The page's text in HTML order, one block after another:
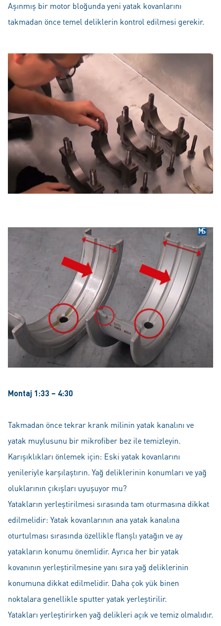
Aşınmış bir motor bloğunda yeni yatak kovanlarını
takmadan önce temel deliklerin kontrol edilmesi gerekir.
Montaj 1:33 – 4:30
Takmadan önce tekrar krank milinin yatak kanalını ve
yatak muylusunu bir mikrofiber bez ile temizleyin.
Karışıklıkları önlemek için: Eski yatak kovanlarını
yenileriyle karşılaştırın. Yağ deliklerinin konumları ve yağ
oluklarının çıkışları uyuşuyor mu?
Yatakların yerleştirilmesi sırasında tam oturmasına dikkat
edilmelidir: Yatak kovanlarının ana yatak kanalına
oturtulması sırasında özellikle flanşlı yatağın ve ay
yatakların konumu önemlidir. Ayrıca her bir yatak
kovanının yerleştirilmesine yanı sıra yağ deliklerinin
konumuna dikkat edilmelidir. Daha çok yük binen
noktalara genellikle sputter yatak yerleştirilir.
Yatakları yerleştirirken yağ delikleri açık ve temiz olmalıdır.